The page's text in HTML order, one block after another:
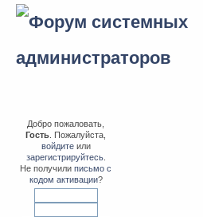
Добро пожаловать,
Гость . Пожалуйста,
войдитеили
зарегистрируйтесь.
Не получилиписьмо с
кодом активации?